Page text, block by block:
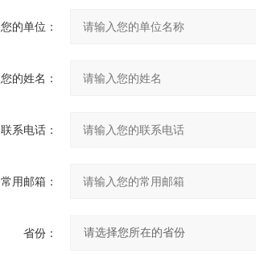
您的单位：
您的姓名：
联系电话：
常用邮箱：
省份：